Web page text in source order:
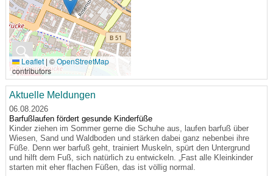
🔍
Leaflet | ©OpenStreetMap
contributors
Aktuelle Meldungen
06.08.2026
Barfußlaufen fördert gesunde Kinderfüße
Kinder ziehen im Sommer gerne die Schuhe aus, laufen barfuß über
Wiesen, Sand und Waldboden und stärken dabei ganz nebenbei ihre
Füße. Denn wer barfuß geht, trainiert Muskeln, spürt den Untergrund
und hilft dem Fuß, sich natürlich zu entwickeln. „Fast alle Kleinkinder
starten mit eher flachen Füßen, das ist völlig normal.